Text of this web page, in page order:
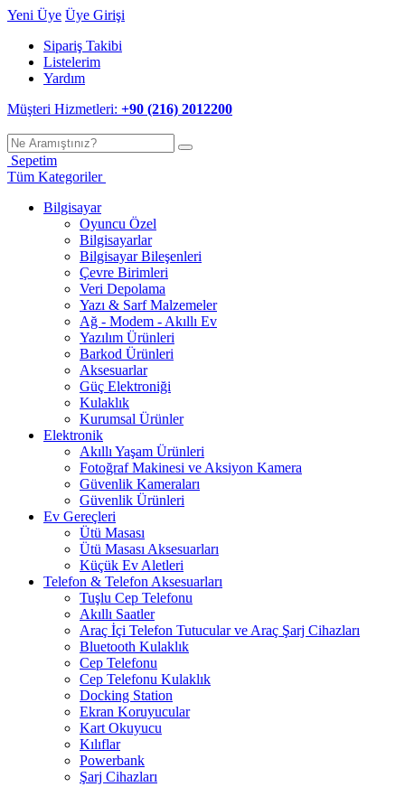
Yeni Üye Üye Girişi
Sipariş Takibi
Listelerim
Yardım
Müşteri Hizmetleri: +90 (216) 2012200
Sepetim
Tüm Kategoriler
Bilgisayar
Oyuncu Özel
Bilgisayarlar
Bilgisayar Bileşenleri
Çevre Birimleri
Veri Depolama
Yazı & Sarf Malzemeler
Ağ - Modem - Akıllı Ev
Yazılım Ürünleri
Barkod Ürünleri
Aksesuarlar
Güç Elektroniği
Kulaklık
Kurumsal Ürünler
Elektronik
Akıllı Yaşam Ürünleri
Fotoğraf Makinesi ve Aksiyon Kamera
Güvenlik Kameraları
Güvenlik Ürünleri
Ev Gereçleri
Ütü Masası
Ütü Masası Aksesuarları
Küçük Ev Aletleri
Telefon & Telefon Aksesuarları
Tuşlu Cep Telefonu
Akıllı Saatler
Araç İçi Telefon Tutucular ve Araç Şarj Cihazları
Bluetooth Kulaklık
Cep Telefonu
Cep Telefonu Kulaklık
Docking Station
Ekran Koruyucular
Kart Okuyucu
Kılıflar
Powerbank
Şarj Cihazları